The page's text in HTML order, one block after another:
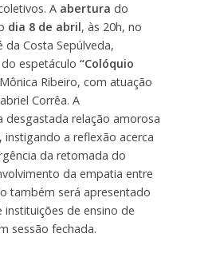
A abertura do
dia 8 de abril, às 20h, no
da Costa Sepúlveda,
espetáculo “Colóquio
Ribeiro, com atuação
Corrêa. A
relação amorosa
instigando a reflexão acerca
da retomada do
da empatia entre
também será apresentado
de ensino de
sessão fechada.